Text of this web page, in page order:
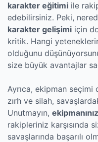
karakter eğitimi ile
edebilirsiniz. Peki,
karakter gelişimi için
kritik. Hangi
olduğunu
size büyük avantajlar
Ayrıca, ekipman
zırh ve silah,
Unutmayın,
rakipleriniz karşısında
savaşlarında başarılı